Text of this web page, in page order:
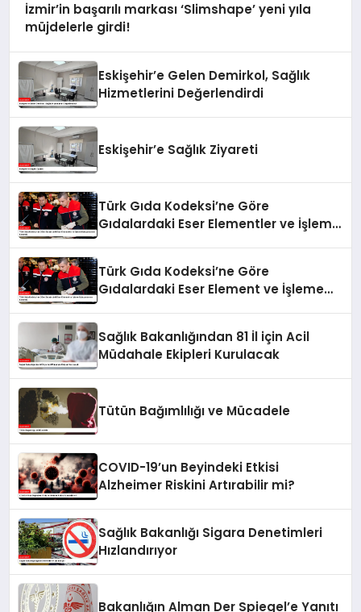
İzmir’in başarılı markası ‘Slimshape’ yeni yıla
müjdelerle girdi!
Eskişehir’e Gelen Demirkol, Sağlık
Hizmetlerini Değerlendirdi
Eskişehir’e Sağlık Ziyareti
Türk Gıda Kodeksi’ne Göre
Gıdalardaki Eser Elementler ve İşleme
Türk Gıda Kodeksi’ne Göre
Gıdalardaki Eser Element ve İşleme
Sağlık Bakanlığından 81 İl için Acil
Müdahale Ekipleri Kurulacak
Tütün Bağımlılığı ve Mücadele
COVID-19’un Beyindeki Etkisi
Alzheimer Riskini Artırabilir mi?
Sağlık Bakanlığı Sigara Denetimleri
Hızlandırıyor
Bakanlığın Alman Der Spiegel’e Yanıtı